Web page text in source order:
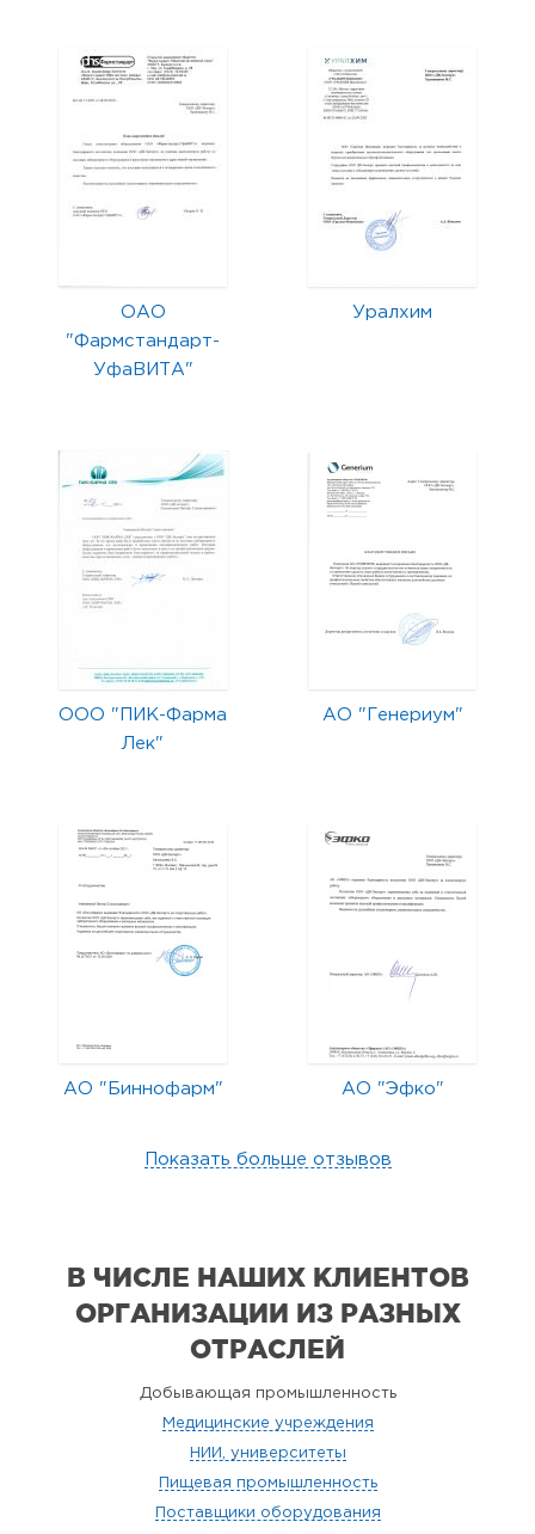
ОАО
"Фармстандарт-
УфаВИТА"
Уралхим
ООО "ПИК-Фарма
Лек"
АО "Генериум"
АО "Биннофарм" АО "Эфко"
Показать больше отзывов
В ЧИСЛЕ НАШИХ КЛИЕНТОВ
ОРГАНИЗАЦИИ ИЗ РАЗНЫХ
ОТРАСЛЕЙ
Добывающая промышленность
Медицинские учреждения
НИИ, университеты
Пищевая промышленность
Поставщики оборудования